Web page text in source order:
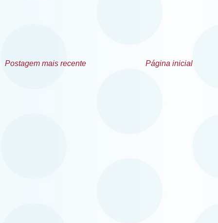
Postagem mais recente Página inicial